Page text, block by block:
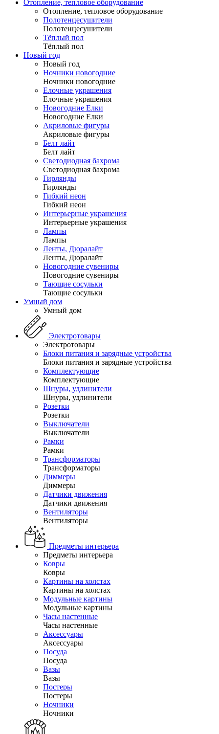
Отопление, тепловое оборудование
Отопление, тепловое оборудование
Полотенцесушители
Полотенцесушители
Тёплый пол
Тёплый пол
Новый год
Новый год
Ночники новогодние
Ночники новогодние
Елочные украшения
Елочные украшения
Новогодние Елки
Новогодние Елки
Акриловые фигуры
Акриловые фигуры
Белт лайт
Белт лайт
Светодиодная бахрома
Светодиодная бахрома
Гирлянды
Гирлянды
Гибкий неон
Гибкий неон
Интерьерные украшения
Интерьерные украшения
Лампы
Лампы
Ленты, Дюралайт
Ленты, Дюралайт
Новогодние сувениры
Новогодние сувениры
Тающие сосульки
Тающие сосульки
Умный дом
Умный дом
Электротовары
Электротовары
Блоки питания и зарядные устройства
Блоки питания и зарядные устройства
Комплектующие
Комплектующие
Шнуры, удлинители
Шнуры, удлинители
Розетки
Розетки
Выключатели
Выключатели
Рамки
Рамки
Трансформаторы
Трансформаторы
Диммеры
Диммеры
Датчики движения
Датчики движения
Вентиляторы
Вентиляторы
Предметы интерьера
Предметы интерьера
Ковры
Ковры
Картины на холстах
Картины на холстах
Модульные картины
Модульные картины
Часы настенные
Часы настенные
Аксессуары
Аксессуары
Посуда
Посуда
Вазы
Вазы
Постеры
Постеры
Ночники
Ночники